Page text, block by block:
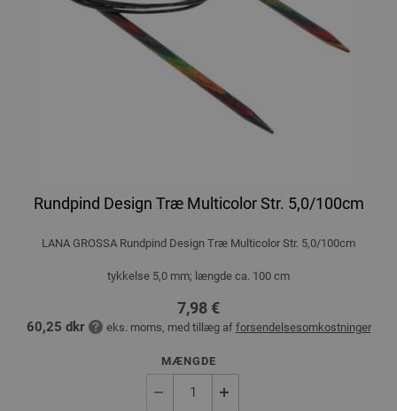
Rundpind Design Træ Multicolor Str. 5,0/100cm
LANA GROSSA Rundpind Design Træ Multicolor Str. 5,0/100cm
tykkelse 5,0 mm; længde ca. 100 cm
7,98 €
60,25 dkr eks. moms, med tillæg af forsendelsesomkostninger
MÆNGDE